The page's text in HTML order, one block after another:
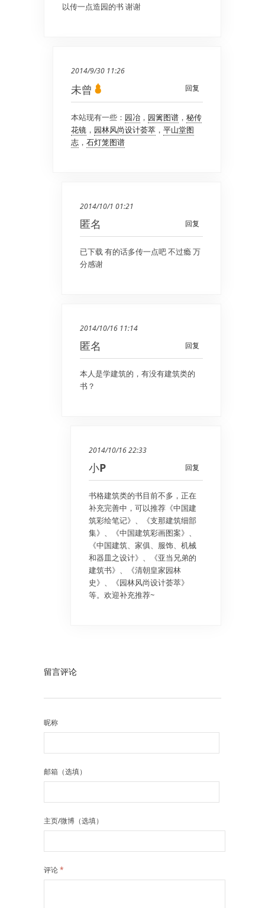
以传一点造园的书 谢谢
2014/9/30 11:26
回复
未曾
本站现有一些： 园冶 ， 园篱图谱 ， 秘传
花镜 ， 园林风尚设计荟萃 ， 平山堂图
志 ， 石灯笼图谱
2014/10/1 01:21
回复
匿名
已下载 有的话多传一点吧 不过瘾 万
分感谢
2014/10/16 11:14
回复
匿名
本人是学建筑的，有没有建筑类的
书？
2014/10/16 22:33
回复
小P
书格建筑类的书目前不多，正在
补充完善中，可以推荐《中国建
筑彩绘笔记》、《支那建筑细部
集》、《中国建筑彩画图案》、
《中国建筑、家俱、服饰、机械
和器皿之设计》、《亚当兄弟的
建筑书》、《清朝皇家园林
史》、《园林风尚设计荟萃》
等。欢迎补充推荐~
留言评论
昵称
邮箱（选填）
主页/微博（选填）
评论*